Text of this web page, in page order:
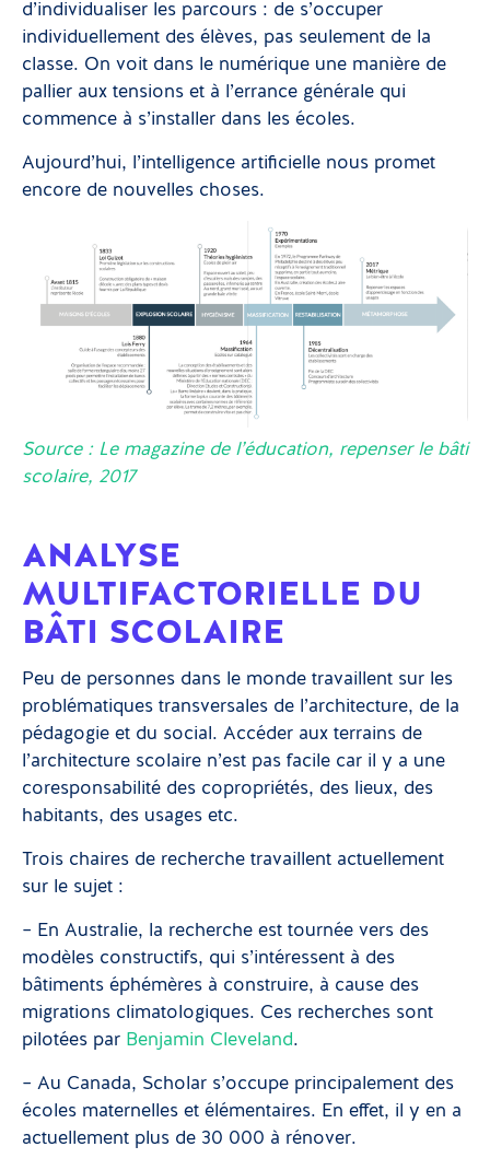
d’individualiser les parcours : de s’occuper
individuellement des élèves, pas seulement de la
classe. On voit dans le numérique une manière de
pallier aux tensions et à l’errance générale qui
commence à s’installer dans les écoles.
Aujourd’hui, l’intelligence artificielle nous promet
encore de nouvelles choses.
Source : Le magazine de l’éducation, repenser le bâti
scolaire, 2017
ANALYSE
MULTIFACTORIELLE DU
BÂTI SCOLAIRE
Peu de personnes dans le monde travaillent sur les
problématiques transversales de l’architecture, de la
pédagogie et du social. Accéder aux terrains de
l’architecture scolaire n’est pas facile car il y a une
coresponsabilité des copropriétés, des lieux, des
habitants, des usages etc.
Trois chaires de recherche travaillent actuellement
sur le sujet :
– En Australie, la recherche est tournée vers des
modèles constructifs, qui s’intéressent à des
bâtiments éphémères à construire, à cause des
migrations climatologiques. Ces recherches sont
pilotées par Benjamin Cleveland.
– Au Canada, Scholar s’occupe principalement des
écoles maternelles et élémentaires. En effet, il y en a
actuellement plus de 30 000 à rénover.